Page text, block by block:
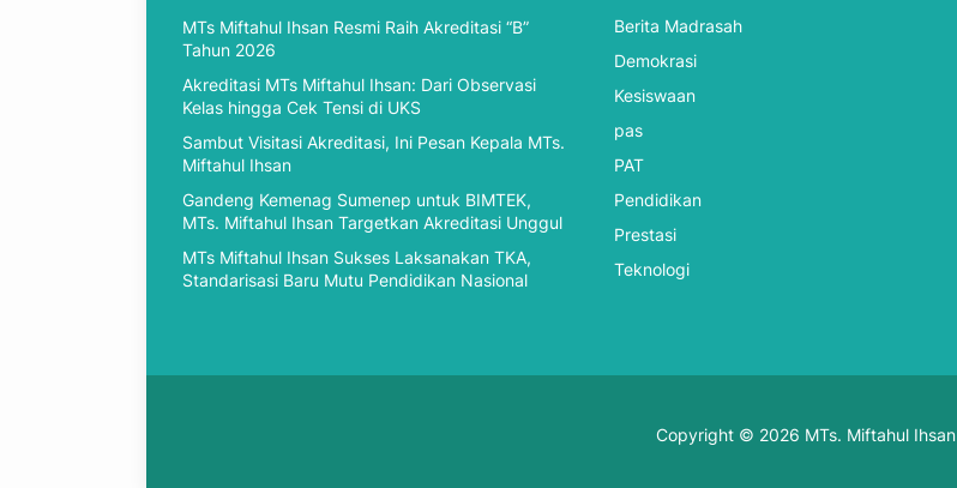
MTs Miftahul Ihsan Resmi Raih Akreditasi “B”
Tahun 2026
Akreditasi MTs Miftahul Ihsan: Dari Observasi
Kelas hingga Cek Tensi di UKS
Sambut Visitasi Akreditasi, Ini Pesan Kepala MTs.
Miftahul Ihsan
Gandeng Kemenag Sumenep untuk BIMTEK,
MTs. Miftahul Ihsan Targetkan Akreditasi Unggul
MTs Miftahul Ihsan Sukses Laksanakan TKA,
Standarisasi Baru Mutu Pendidikan Nasional
Berita Madrasah
Demokrasi
Kesiswaan
pas
PAT
Pendidikan
Prestasi
Teknologi
Copyright © 2026 MTs. Miftahul Ihsan